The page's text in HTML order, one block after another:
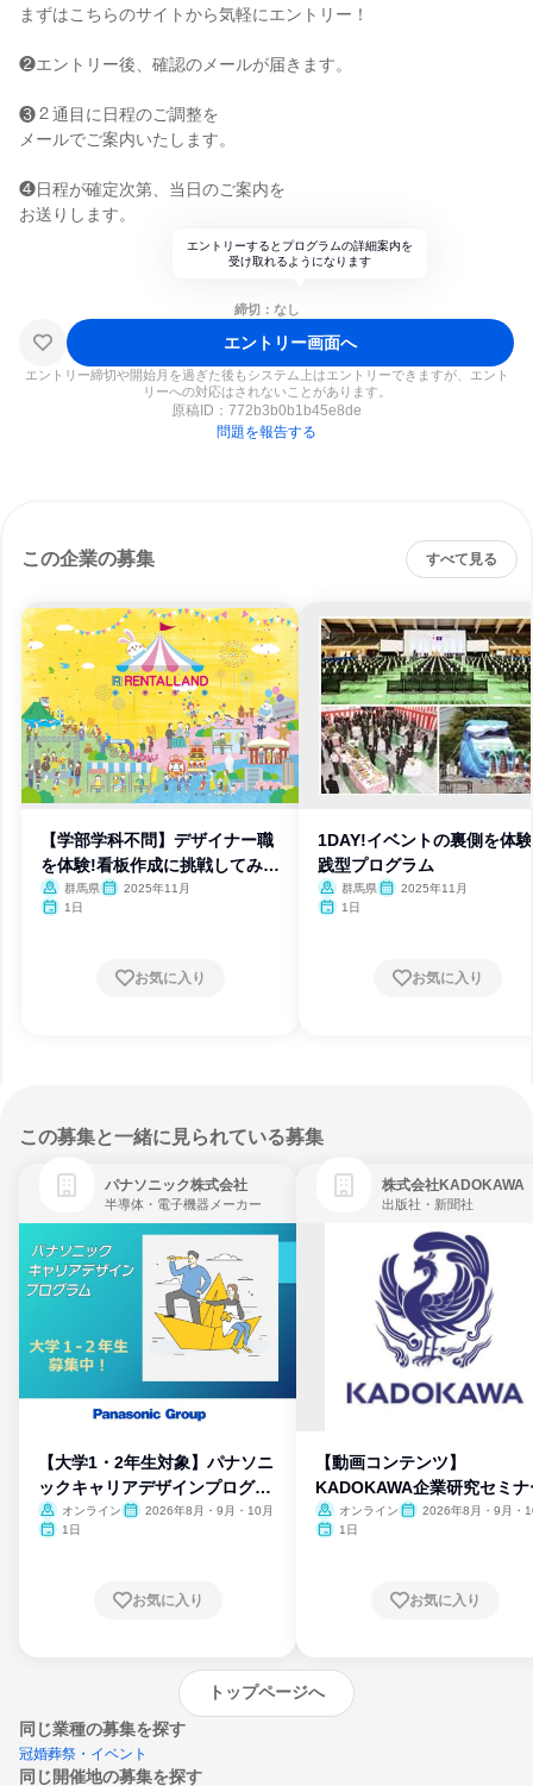
まずはこちらのサイトから気軽にエントリー！
❷エントリー後、確認のメールが届きます。
❸２通目に日程のご調整を
メールでご案内いたします。
❹日程が確定次第、当日のご案内を
お送りします。
エントリーするとプログラムの詳細案内を
受け取れるようになります
締切：なし
エントリー画面へ
エントリー締切や開始月を過ぎた後もシステム上はエントリーできますが、エント
リーへの対応はされないことがあります。
原稿ID： 772b3b0b1b45e8de
問題を報告する
この企業の募集 すべて見る
【学部学科不問】デザイナー職
を体験!看板作成に挑戦してみよ
う 群馬県
2025年11月
1日
お気に入り
1DAY!イベントの裏側を体
践型プログラム
群馬県
2025年11月
1日
お気に入り
この募集と一緒に見られている募集
パナソニック株式会社
半導体・電子機器メーカー
【大学1・2年生対象】パナソニ
ックキャリアデザインプログラ
ム
オンライン
2026年8月・9月・10月
1日
お気に入り
株式会社KADOKAWA
出版社・新聞社
【動画コンテンツ】
KADOKAWA企業研究セミナ
オンライン
2026年8月・9月・
1日
お気に入り
トップページへ
同じ業種の募集を探す
冠婚葬祭・イベント
同じ開催地の募集を探す